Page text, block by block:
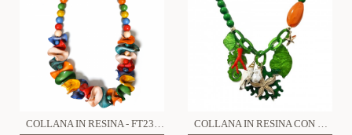
COLLANA IN RESINA - FT23176E783 COLLANA IN RESINA CON CHARMS MARE - FT23160E784